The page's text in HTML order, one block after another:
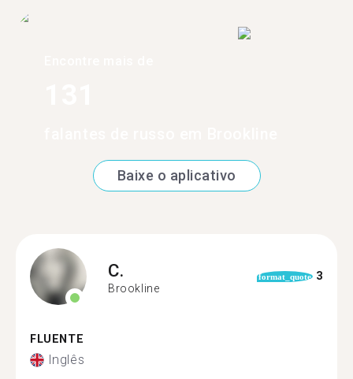
Baixe o aplicativo
C.
Brookline
format_quote 3
FLUENTE
Inglês